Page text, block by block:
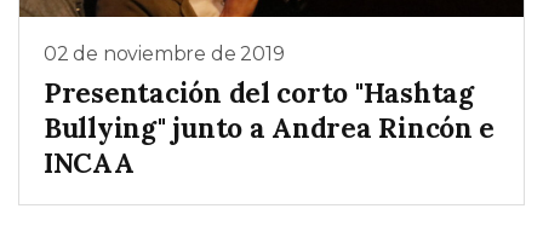
02 de noviembre de 2019
Presentación del corto "Hashtag
Bullying" junto a Andrea Rincón e
INCAA